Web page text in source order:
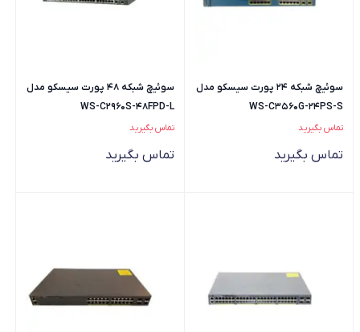
سوئیچ شبکه 24 پورت سیسکو مدل
WS-C3560G-24PS-S
تماس بگیرید
تماس بگیرید
سوئیچ شبکه 48 پورت سیسکو مدل
WS-C2960S-48FPD-L
تماس بگیرید
تماس بگیرید